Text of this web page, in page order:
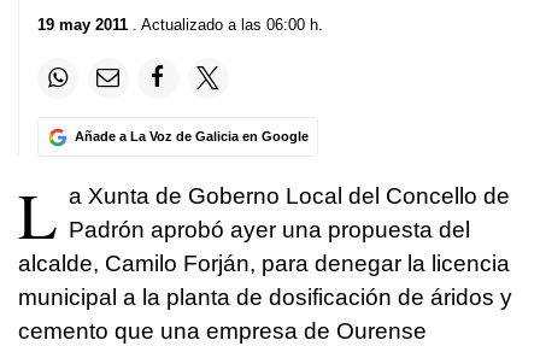
19 may 2011 . Actualizado a las 06:00 h.
Añade a La Voz de Galicia en Google
L a Xunta de Goberno Local del Concello de
Padrón aprobó ayer una propuesta del
alcalde, Camilo Forján, para denegar la licencia
municipal a la planta de dosificación de áridos y
cemento que una empresa de Ourense